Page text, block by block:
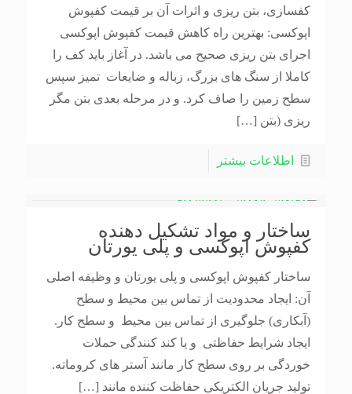
کفسازی، بتن ریزی و اثرات آن بر قیمت کفپوش
اپوکسی: بهترین راه کاهش قیمت کفپوش اپوکسی
اجرای بتن ریزی صحیح می باشد. در آغاز باید کف را
کاملا از سنگ های بزرگ، زباله و ضایعات تمیز سپس
سطح زمین را صاف کرد. و در مرحله بعدی بتن مگر
ریزی (بتن […]
اطلاعات بیشتر
ساختار و مواد تشکیل دهنده
کفپوش اپوکسی و پلی یورتان
ساختار کفپوش اپوکسی و پلی یورتان و وظیفه اصلی
آن: ایجاد محدودیت از تماس بین محیط و سطح
(آبکاری) جلوگیری از تماس بین محیط و سطح کار.
ایجاد شرایط حفاظتی و یا کند کنندگی حملات
خوردگی بر روی سطح کار مانند آستر های کروماته.
تولید جریان الکتریکی حفاظت کننده مانند […]